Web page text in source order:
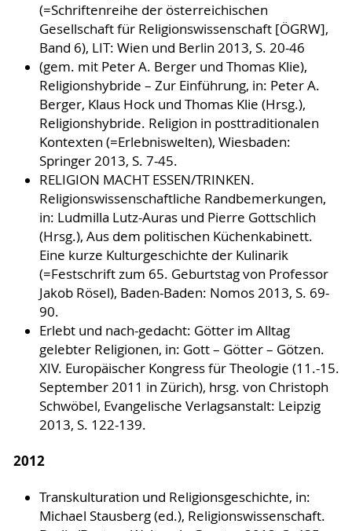
(=Schriftenreihe der österreichischen
Gesellschaft für Religionswissenschaft [ÖGRW],
Band 6), LIT: Wien und Berlin 2013, S. 20-46
(gem. mit Peter A. Berger und Thomas Klie),
Religionshybride – Zur Einführung, in: Peter A.
Berger, Klaus Hock und Thomas Klie (Hrsg.),
Religionshybride. Religion in posttraditionalen
Kontexten (=Erlebniswelten), Wiesbaden:
Springer 2013, S. 7-45.
RELIGION MACHT ESSEN/TRINKEN.
Religionswissenschaftliche Randbemerkungen,
in: Ludmilla Lutz-Auras und Pierre Gottschlich
(Hrsg.), Aus dem politischen Küchenkabinett.
Eine kurze Kulturgeschichte der Kulinarik
(=Festschrift zum 65. Geburtstag von Professor
Jakob Rösel), Baden-Baden: Nomos 2013, S. 69-
90.
Erlebt und nach-gedacht: Götter im Alltag
gelebter Religionen, in: Gott – Götter – Götzen.
XIV. Europäischer Kongress für Theologie (11.-15.
September 2011 in Zürich), hrsg. von Christoph
Schwöbel, Evangelische Verlagsanstalt: Leipzig
2013, S. 122-139.
2012
Transkulturation und Religionsgeschichte, in:
Michael Stausberg (ed.), Religionswissenschaft.